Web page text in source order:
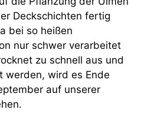
Deckschichten fertig
bei so heißen
nur schwer verarbeitet
zu schnell aus und
werden, wird es Ende
auf unserer